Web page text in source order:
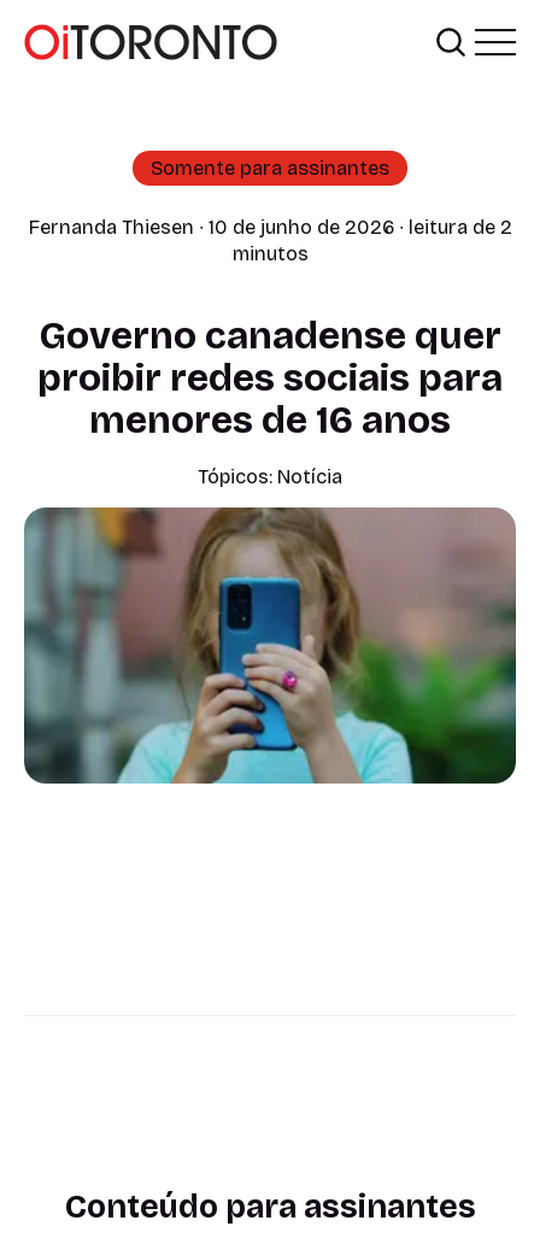
Somente para assinantes
Fernanda Thiesen ∙ 10 de junho de 2026 ∙ leitura de 2
minutos
Governo canadense quer
proibir redes sociais para
menores de 16 anos
Tópicos: Notícia
Conteúdo para assinantes